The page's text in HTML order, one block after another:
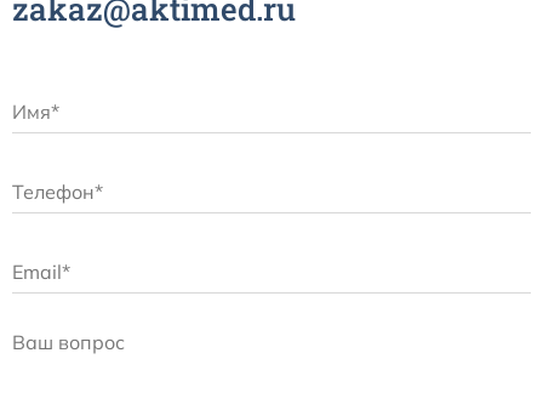
zakaz@aktimed.ru